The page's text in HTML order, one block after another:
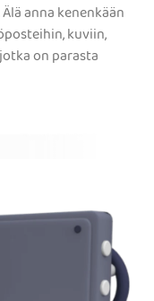
anna kenenkään
kuviin,
on parasta